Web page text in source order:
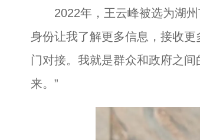
2022年，王云峰被选为湖州
身份让我了解更多信息，接收
门对接。我就是群众和政府之
来。”